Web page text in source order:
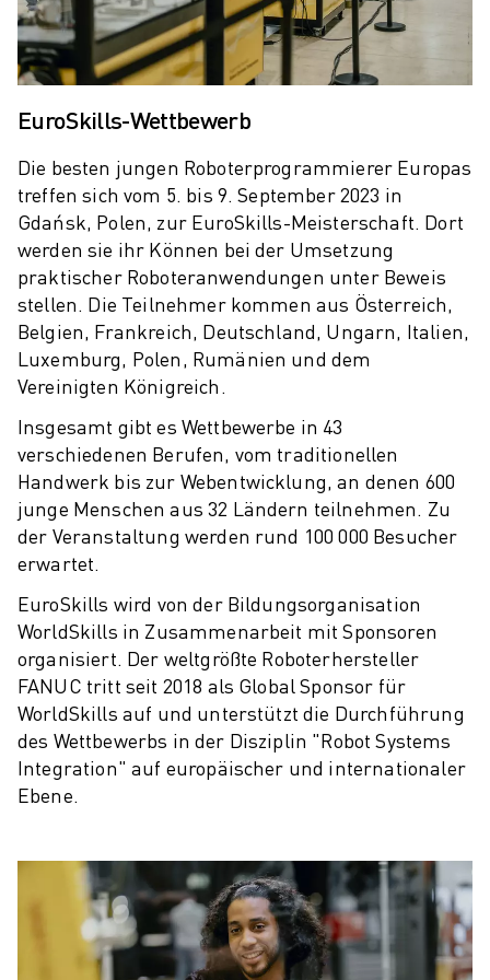
ELEKTRISCHE SPRITZGUSSMASCHINEN
ROBOSHOT-FILTER
ROBOSHOT ELEKTRISCHE SPRITZGUSSMASCHINEN
ROBOSHOT HARDWARE
ROBOSHOT SOFTWARE
ROBOSHOT ROBOTER-PAKET
ROBOSHOT VORBEUGENDE WARTUNG
ROBOSHOT TOTAL COST OF OWNERSHIP
DRAHTERODIERMASCHINEN
ROBOCUT DRAHTERODIERMASCHINEN
ROBOCUT SOFTWARE
ROBOCUT VORBEUGENDE WARTUNG
ROBOCUT NACHHALTIGKEIT
IIOT-LÖSUNGEN
INTELLIGENTE FABRIKLÖSUNGEN
PRODUKTREGISTRIERUNG » FANUC PORTAL
FALLBEISPIELE
LÖSUNGEN
BRANCHEN
ALLE BRANCHEN
LUFT- UND RAUMFAHRT
AUTOMOBIL
ELEKTRISCHE FAHRZEUGE
ELEKTRONIK
LEBENSMITTEL UND GETRÄNKE
MEDIZIN
KUNSTSTOFFE
APPLIKATIONEN
ALLE APPLIKATIONEN
5-ACHS-BEARBEITUNG
LICHTBOGENSCHWEISSEN
EuroSkills-Wettbewerb
Die besten jungen Roboterprogrammierer Europas
treffen sich vom 5. bis 9. September 2023 in
Gdańsk, Polen, zur EuroSkills-Meisterschaft. Dort
werden sie ihr Können bei der Umsetzung
praktischer Roboteranwendungen unter Beweis
stellen. Die Teilnehmer kommen aus Österreich,
Belgien, Frankreich, Deutschland, Ungarn, Italien,
Luxemburg, Polen, Rumänien und dem
Vereinigten Königreich.
Insgesamt gibt es Wettbewerbe in 43
verschiedenen Berufen, vom traditionellen
Handwerk bis zur Webentwicklung, an denen 600
junge Menschen aus 32 Ländern teilnehmen. Zu
der Veranstaltung werden rund 100 000 Besucher
erwartet.
EuroSkills wird von der Bildungsorganisation
WorldSkills in Zusammenarbeit mit Sponsoren
organisiert. Der weltgrößte Roboterhersteller
FANUC tritt seit 2018 als Global Sponsor für
WorldSkills auf und unterstützt die Durchführung
des Wettbewerbs in der Disziplin "Robot Systems
Integration" auf europäischer und internationaler
Ebene.